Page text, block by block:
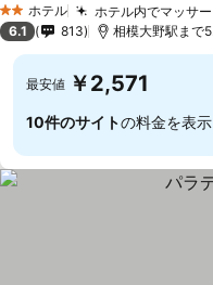
2 ホテルのランク
ホテル ホテル内でマッサ
6.1 813 相模大野駅まで
最安値 ￥2,571
10件のサイトの料金を表示